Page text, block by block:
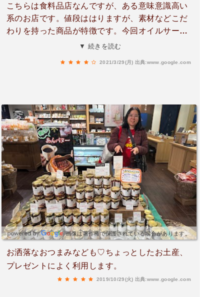
こちらは食料品店なんですが、ある意味意識高い
系のお店です。値段ははりますが、素材などこだ
わりを持った商品が特徴です。今回オイルサーデ
ィンと鯨の大和煮を購入しましたが、ワンランク
▼ 続きを読む
2021/3/29(月) 出典:www.google.com
画像は著作権で保護されている場合があります。
お洒落なおつまみなども♡ちょっとしたお土産、
プレゼントによく利用します。
2019/10/29(火) 出典:www.google.com